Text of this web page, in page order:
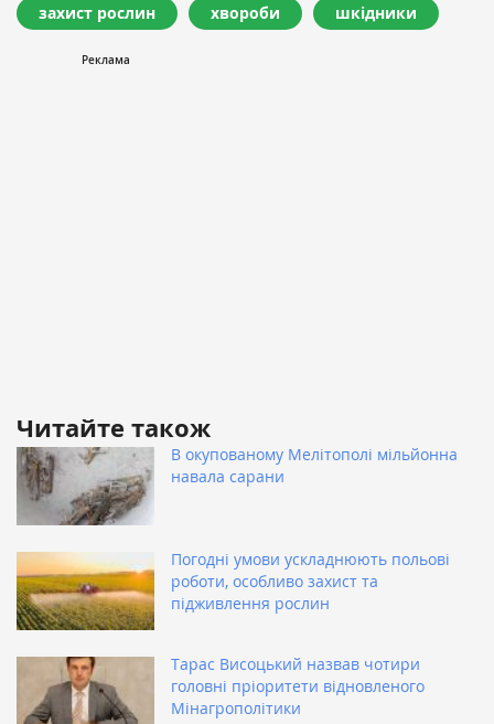
захист рослин хвороби шкідники
Читайте також
В окупованому Мелітополі мільйонна
навала сарани
Погодні умови ускладнюють польові
роботи, особливо захист та
підживлення рослин
Тарас Висоцький назвав чотири
головні пріоритети відновленого
Мінагрополітики